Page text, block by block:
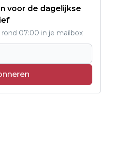
voor de dagelijkse
07:00 in je mailbox